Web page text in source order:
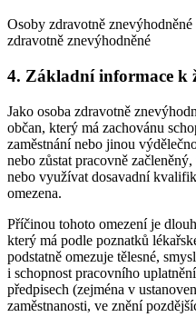
Osoby zdravotně
zdravotně znevýhodněné
4. Základní informace k
Jako osoba zdravotně
občan, který má zachovánu
zaměstnání nebo jinou
nebo zůstat pracovně
nebo využívat dosavadní
omezena.
Příčinou tohoto omezení je
který má podle poznatků
podstatně omezuje tělesné,
i schopnost pracovního
předpisech (zejména v
zaměstnanosti, ve znění